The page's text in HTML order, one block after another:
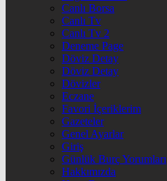
Canlı Borsa
Canlı Tv
Canlı Tv 2
Deneme Page
Döviz Detay
Döviz Detay
Dövizler
Eczane
Favori İçeriklerim
Gazeteler
Genel Ayarlar
Giriş
Günlük Burç Yorumları
Hakkımızda